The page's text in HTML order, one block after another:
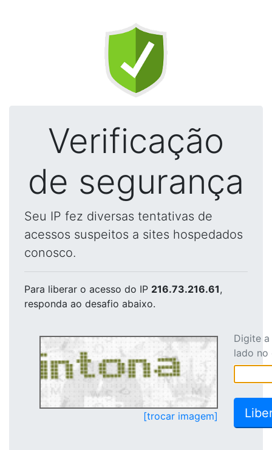
Verificação
de segurança
Seu IP fez diversas tentativas de
acessos suspeitos a sites hospedados
conosco.
Para liberar o acesso do IP 216.73.216.61,
responda ao desafio abaixo.
[trocar imagem]
Digite
lado no